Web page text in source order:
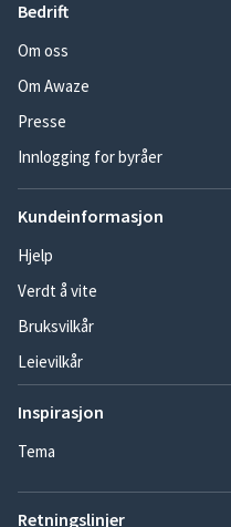
Bedrift
Om oss
Om Awaze
Presse
Innlogging for byråer
Kundeinformasjon
Hjelp
Verdt å vite
Bruksvilkår
Leievilkår
Inspirasjon
Tema
Retningslinjer